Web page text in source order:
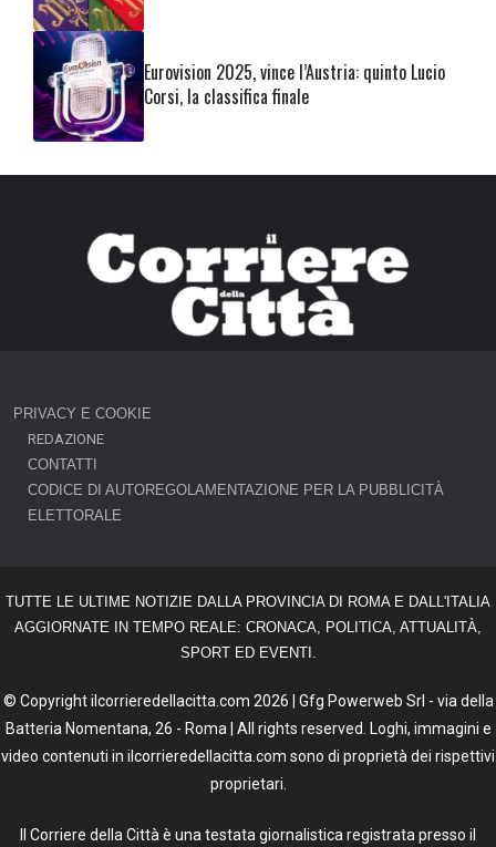
Eurovision 2025, vince l’Austria: quinto Lucio
Corsi, la classifica finale
PRIVACY E COOKIE
REDAZIONE
CONTATTI
CODICE DI AUTOREGOLAMENTAZIONE PER LA PUBBLICITÀ
ELETTORALE
TUTTE LE ULTIME NOTIZIE DALLA PROVINCIA DI ROMA E DALL'ITALIA
AGGIORNATE IN TEMPO REALE: CRONACA, POLITICA, ATTUALITÀ,
SPORT ED EVENTI.
© Copyright ilcorrieredellacitta.com 2026 | Gfg Powerweb Srl - via della
Batteria Nomentana, 26 - Roma | All rights reserved. Loghi, immagini e
video contenuti in ilcorrieredellacitta.com sono di proprietà dei rispettivi
proprietari.
Il Corriere della Città è una testata giornalistica registrata presso il